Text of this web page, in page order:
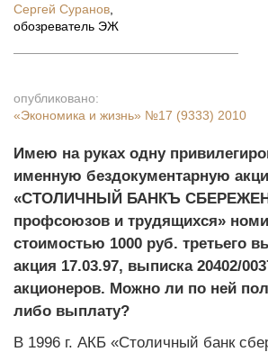
Сергей Суранов
обозреватель ЭЖ
опубликовано:
«Экономика и жизнь» №17 (9333) 2010
Имею на руках одну
именную бездокументарную
«СТОЛИЧНЫЙ БАНКЪ
профсоюзов и трудящихся»
стоимостью 1000 руб. третьего
акция 17.03.97, выписка 20402/
акционеров. Можно ли по ней
либо выплату?
В 1996 г. АКБ «Столичный банк